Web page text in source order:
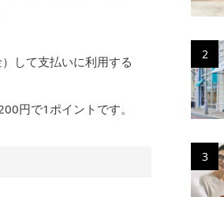
して支払いに利用する
円で1ポイントです。
2
3